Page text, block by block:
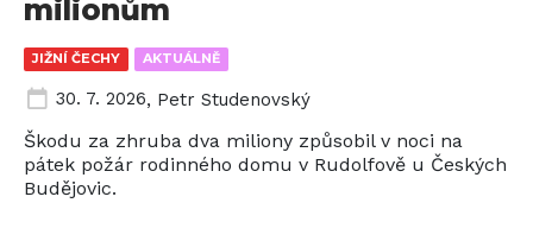
JIŽNÍ ČECHY AKTUÁLNĚ
milionům
30. 7. 2026, Petr Studenovský
Škodu za zhruba dva miliony způsobil v noci na
pátek požár rodinného domu v Rudolfově u Českých
Budějovic.